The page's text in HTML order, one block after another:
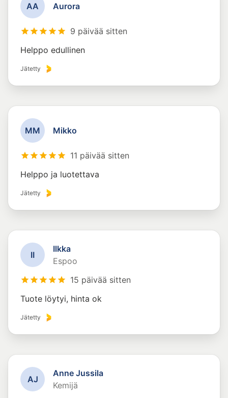
AA Aurora
9 päivää sitten
Helppo edullinen
Jätetty
MM Mikko
11 päivää sitten
Helppo ja luotettava
Jätetty
II
Ilkka
Espoo
15 päivää sitten
Tuote löytyi, hinta ok
Jätetty
AJ
Anne Jussila
Kemijä